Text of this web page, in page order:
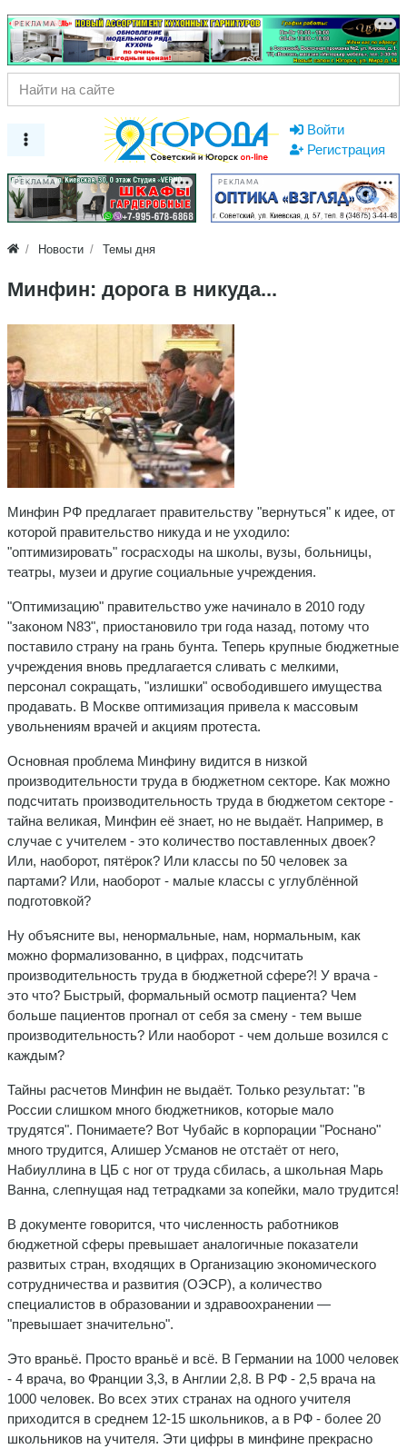
РЕКЛАМА
Войти
Регистрация
РЕКЛАМА РЕКЛАМА
Новости Темы дня
Минфин: дорога в никуда...
Минфин РФ предлагает правительству "вернуться" к идее, от
которой правительство никуда и не уходило:
"оптимизировать" госрасходы на школы, вузы, больницы,
театры, музеи и другие социальные учреждения.
"Оптимизацию" правительство уже начинало в 2010 году
"законом N83", приостановило три года назад, потому что
поставило страну на грань бунта. Теперь крупные бюджетные
учреждения вновь предлагается сливать с мелкими,
персонал сокращать, "излишки" освободившего имущества
продавать. В Москве оптимизация привела к массовым
увольнениям врачей и акциям протеста.
Основная проблема Минфину видится в низкой
производительности труда в бюджетном секторе. Как можно
подсчитать производительность труда в бюджетом секторе -
тайна великая, Минфин её знает, но не выдаёт. Например, в
случае с учителем - это количество поставленных двоек?
Или, наоборот, пятёрок? Или классы по 50 человек за
партами? Или, наоборот - малые классы с углублённой
подготовкой?
Ну объясните вы, ненормальные, нам, нормальным, как
можно формализованно, в цифрах, подсчитать
производительность труда в бюджетной сфере?! У врача -
это что? Быстрый, формальный осмотр пациента? Чем
больше пациентов прогнал от себя за смену - тем выше
производительность? Или наоборот - чем дольше возился с
каждым?
Тайны расчетов Минфин не выдаёт. Только результат: "в
России слишком много бюджетников, которые мало
трудятся". Понимаете? Вот Чубайс в корпорации "Роснано"
много трудится, Алишер Усманов не отстаёт от него,
Набиуллина в ЦБ с ног от труда сбилась, а школьная Марь
Ванна, слепнущая над тетрадками за копейки, мало трудится!
В документе говорится, что численность работников
бюджетной сферы превышает аналогичные показатели
развитых стран, входящих в Организацию экономического
сотрудничества и развития (ОЭСР), а количество
специалистов в образовании и здравоохранении —
"превышает значительно".
Это враньё. Просто враньё и всё. В Германии на 1000 человек
- 4 врача, во Франции 3,3, в Англии 2,8. В РФ - 2,5 врача на
1000 человек. Во всех этих странах на одного учителя
приходится в среднем 12-15 школьников, а в РФ - более 20
школьников на учителя. Эти цифры в минфине прекрасно